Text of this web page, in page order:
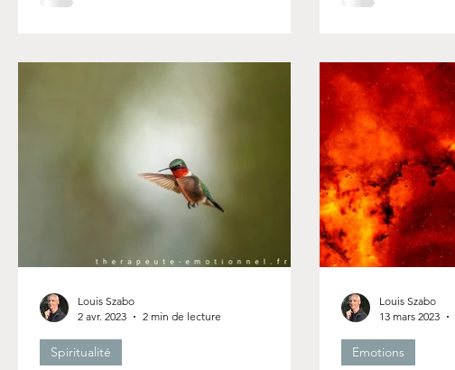
Spiritualité
Louis Szabo
2 avr. 2023
2 min de lecture
Emotions
Louis Szabo
13 mars 2023